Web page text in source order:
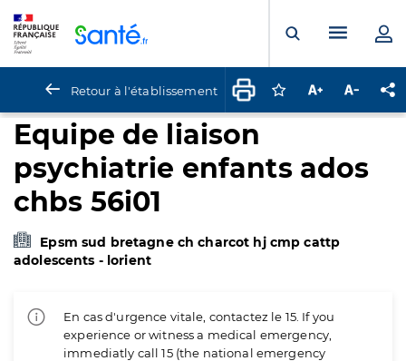
Ouvrir laMenu
Retour à l'établissement Connectez-vous
Augmenter la
Equipe de liaison
psychiatrie enfants ados
chbs 56i01
Epsm sud bretagne ch charcot hj cmp cattp
adolescents - lorient
En cas d'urgence vitale, contactez le 15. If you
experience or witness a medical emergency,
immediatly call 15 (the national emergency